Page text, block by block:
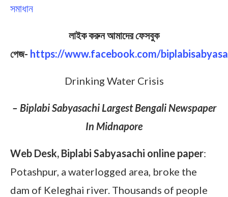
সমাধান
লাইক করুন আমাদের ফেসবুক
পেজ- https://www.facebook.com/
Drinking Water Crisis
– Biplabi Sabyasachi Largest Bengali Newspaper
In Midnapore
Web Desk, Biplabi Sabyasachi online paper:
Potashpur, a waterlogged area, broke the
dam of Keleghai river. Thousands of people